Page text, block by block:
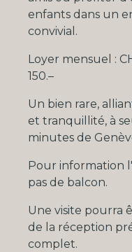
enfants dans un
convivial.
Loyer mensuel :
150.–
Un bien rare,
et tranquillité, à
minutes de
Pour information
pas de balcon.
Une visite pourra
de la réception
complet.